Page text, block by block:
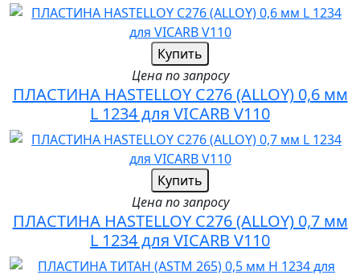
Купить
Цена по запросу
ПЛАСТИНА HASTELLOY C276 (ALLOY) 0,6 мм
L 1234 для VICARB V110
Купить
Цена по запросу
ПЛАСТИНА HASTELLOY C276 (ALLOY) 0,7 мм
L 1234 для VICARB V110